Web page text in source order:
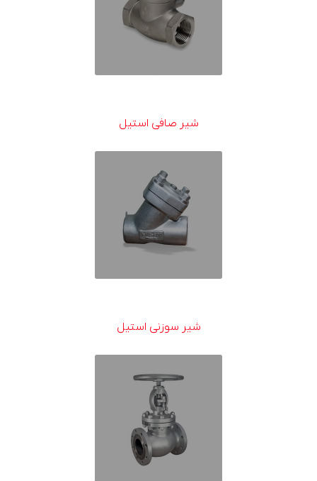
شیر صافی استیل
شیر سوزنی استیل